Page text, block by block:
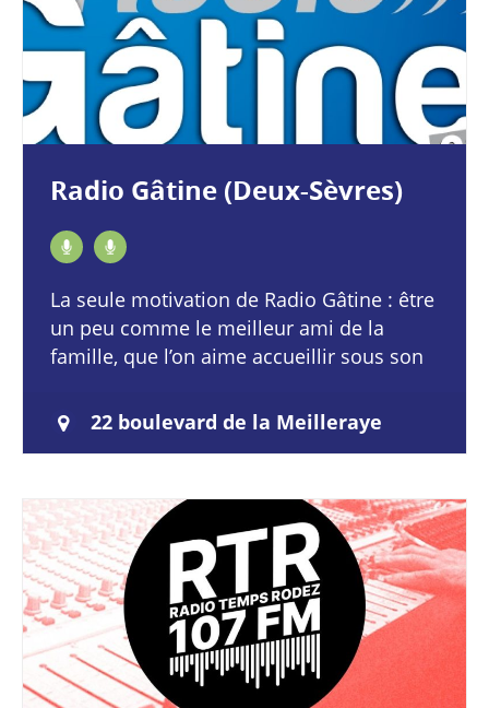
Radio Gâtine (Deux-Sèvres)
La seule motivation de Radio Gâtine : être
un peu comme le meilleur ami de la
famille, que l’on aime accueillir sous son
vos oreilles…
22 boulevard de la Meilleraye